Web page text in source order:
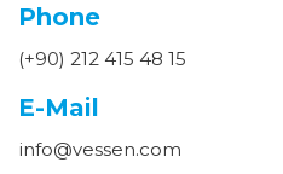
Phone
(+90) 212 415 48 15
E-Mail
info@vessen.com